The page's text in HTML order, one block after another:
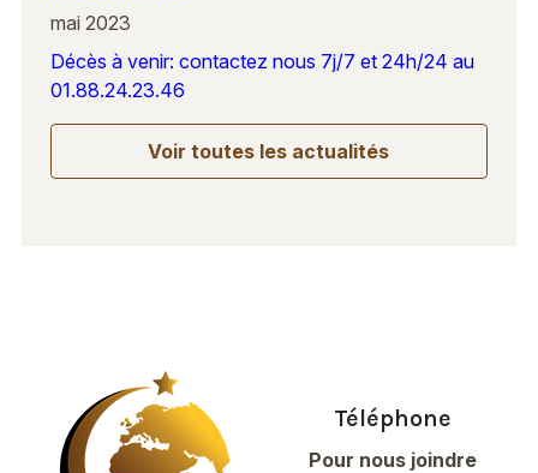
mai 2023
Décès à venir: contactez nous 7j/7 et 24h/24 au
01.88.24.23.46
Voir toutes les actualités
Téléphone
Pour nous joindre